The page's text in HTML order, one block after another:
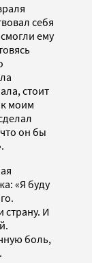
себя
ему
стоит
моим
он бы
«Я буду
страну. И
боль,